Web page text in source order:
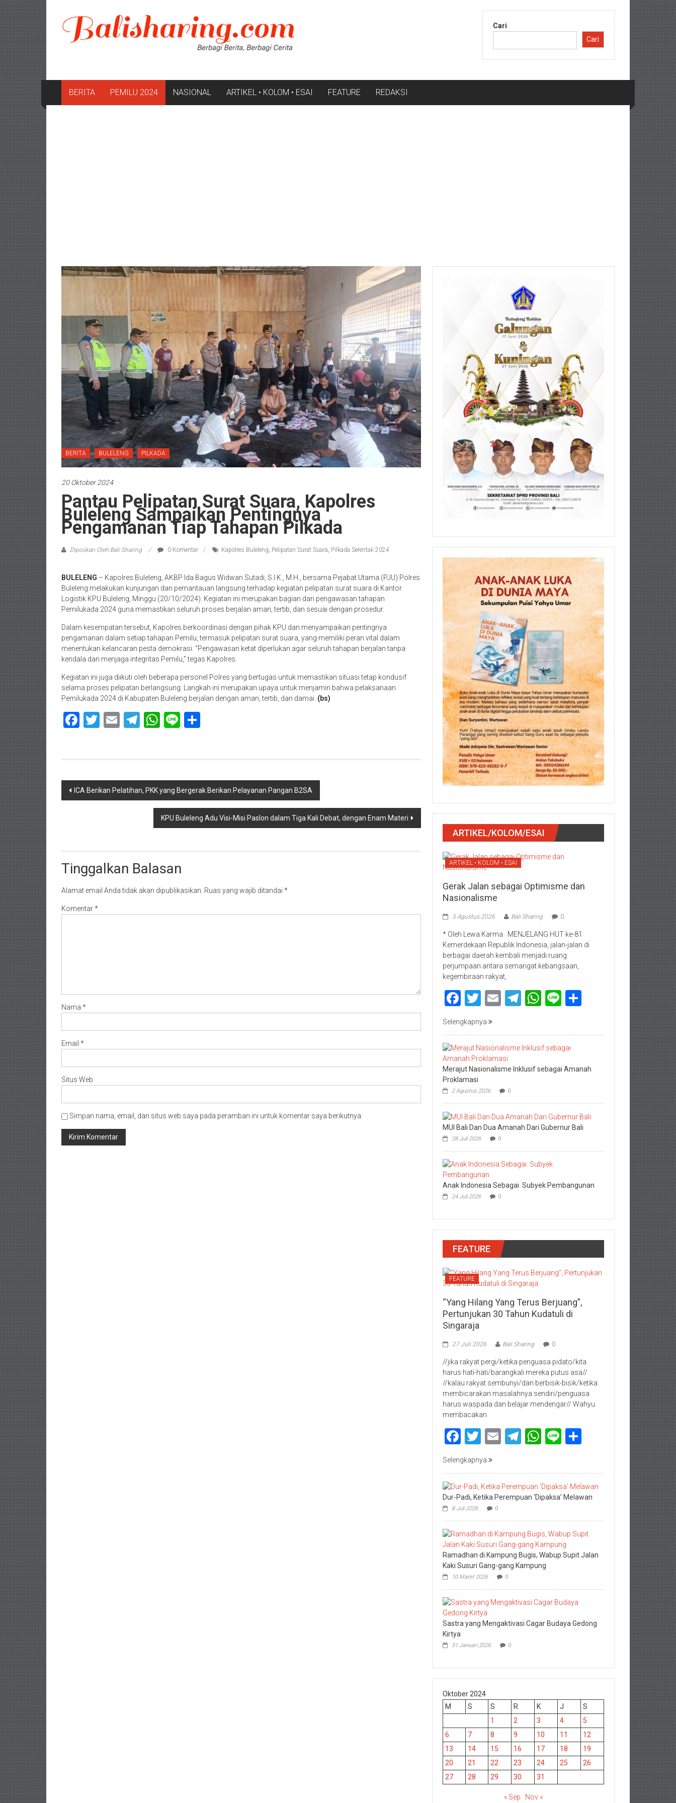
konten
Cari
Cari
BERITA PEMILU 2024 NASIONAL ARTIKEL • KOLOM • ESAI FEATURE REDAKSI
BERITA BULELENG PILKADA
20 Oktober 2024
Pantau Pelipatan Surat Suara, Kapolres
Buleleng Sampaikan Pentingnya
Pengamanan Tiap Tahapan Pilkada
Diposkan Oleh:Bali Sharing 0 Komentar Kapolres Buleleng, Pelipatan Surat Suara, Pilkada Serentak 2024
BULELENG – Kapolres Buleleng, AKBP Ida Bagus Widwan Sutadi, S.I.K., M.H., bersama Pejabat Utama (PJU) Polres
Buleleng melakukan kunjungan dan pemantauan langsung terhadap kegiatan pelipatan surat suara di Kantor
Logistik KPU Buleleng, Minggu (20/10/2024). Kegiatan ini merupakan bagian dari pengawasan tahapan
Pemilukada 2024 guna memastikan seluruh proses berjalan aman, tertib, dan sesuai dengan prosedur.
Dalam kesempatan tersebut, Kapolres berkoordinasi dengan pihak KPU dan menyampaikan pentingnya
pengamanan dalam setiap tahapan Pemilu, termasuk pelipatan surat suara, yang memiliki peran vital dalam
menentukan kelancaran pesta demokrasi. “Pengawasan ketat diperlukan agar seluruh tahapan berjalan tanpa
kendala dan menjaga integritas Pemilu,” tegas Kapolres.
Kegiatan ini juga diikuti oleh beberapa personel Polres yang bertugas untuk memastikan situasi tetap kondusif
selama proses pelipatan berlangsung. Langkah ini merupakan upaya untuk menjamin bahwa pelaksanaan
Pemilukada 2024 di Kabupaten Buleleng berjalan dengan aman, tertib, dan damai. (bs)
Facebook
Twitter
EmailTelegram
WhatsApp
Line
Navigasi
ICA Berikan Pelatihan, PKK yang Bergerak Berikan Pelayanan Pangan B2SA
KPU Buleleng Adu Visi-Misi Paslon dalam Tiga Kali Debat, dengan Enam Materi
Tinggalkan Balasan
Alamat email Anda tidak akan dipublikasikan. Ruas yang wajib ditandai *
Komentar*
Nama *
Email *
Situs Web
Simpan nama, email, dan situs web saya pada peramban ini untuk komentar saya berikutnya.
ARTIKEL/KOLOM/ESAI
ARTIKEL • KOLOM • ESAI
Gerak Jalan sebagai Optimisme dan
Nasionalisme
5 Agustus 2026 Bali Sharing 0
* Oleh Lewa Karma MENJELANG HUT ke-81
Kemerdekaan Republik Indonesia, jalan-jalan di
berbagai daerah kembali menjadi ruang
perjumpaan antara semangat kebangsaan,
kegembiraan rakyat,
Facebook
Twitter
EmailTelegram
WhatsApp
Line
Selengkapnya
Merajut Nasionalisme Inklusif sebagai Amanah
Proklamasi
2 Agustus 2026 0
MUI Bali Dan Dua Amanah Dari Gubernur Bali
28 Juli 2026 0
Anak Indonesia Sebagai Subyek Pembangunan
24 Juli 2026 0
FEATURE
FEATURE
“Yang Hilang Yang Terus Berjuang”,
Pertunjukan 30 Tahun Kudatuli di
Singaraja
27 Juli 2026 Bali Sharing 0
//jika rakyat pergi/ketika penguasa pidato/kita
harus hati-hati/barangkali mereka putus asa//
//kalau rakyat sembunyi/dan berbisik-bisik/ketika
membicarakan masalahnya sendiri/penguasa
harus waspada dan belajar mendengar// Wahyu
membacakan
Facebook
Twitter
EmailTelegram
WhatsApp
Line
Selengkapnya
Dur-Padi, Ketika Perempuan ‘Dipaksa’ Melawan
8 Juli 2026 0
Ramadhan di Kampung Bugis, Wabup Supit Jalan
Kaki Susuri Gang-gang Kampung
10 Maret 2026 0
Sastra yang Mengaktivasi Cagar Budaya Gedong
Kirtya
31 Januari 2026 0
Oktober 2024
M
S S R K J
S
1
2 3 4
5
6
7 8 9 10 11
12
13
14 15 16 17 18
19
20
21 22 23 24 25
26
27
28 29 30 31
« Sep Nov »